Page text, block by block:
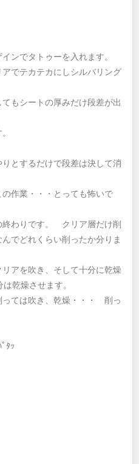
ンでタトゥーを入れます。
でテカテカにしシルバリング
もシートの厚みだけ段差が出
とするだけで段差は決して消
作業・・・とっても怖いで
終わりです。 クリア層だけ削
でどれくらい削ったか分りま
アを吹き、そして十分に乾燥
乾燥させます。
ては吹き、乾燥・・・ 削っ
ﾀｯ